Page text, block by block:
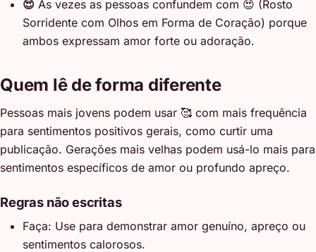
😍 Às vezes as pessoas confundem com 😍 (Rosto
Sorridente com Olhos em Forma de Coração) porque
ambos expressam amor forte ou adoração.
Quem lê de forma diferente
Pessoas mais jovens podem usar 🥰 com mais frequência
para sentimentos positivos gerais, como curtir uma
publicação. Gerações mais velhas podem usá-lo mais para
sentimentos específicos de amor ou profundo apreço.
Regras não escritas
Faça: Use para demonstrar amor genuíno, apreço ou
sentimentos calorosos.